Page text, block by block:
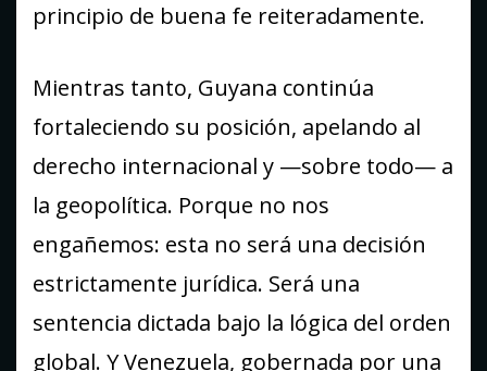
principio de buena fe reiteradamente.
Mientras tanto, Guyana continúa
fortaleciendo su posición, apelando al
derecho internacional y —sobre todo— a
la geopolítica. Porque no nos
engañemos: esta no será una decisión
estrictamente jurídica. Será una
sentencia dictada bajo la lógica del orden
global. Y Venezuela, gobernada por una